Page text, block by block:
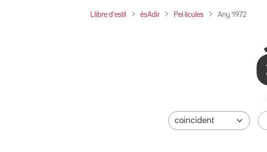
Llibre d'estil ésAdir Pel·lícules Any 1972